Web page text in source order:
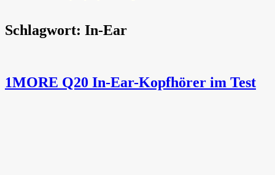
Schlagwort: In-Ear
1MORE Q20 In-Ear-Kopfhörer im Test